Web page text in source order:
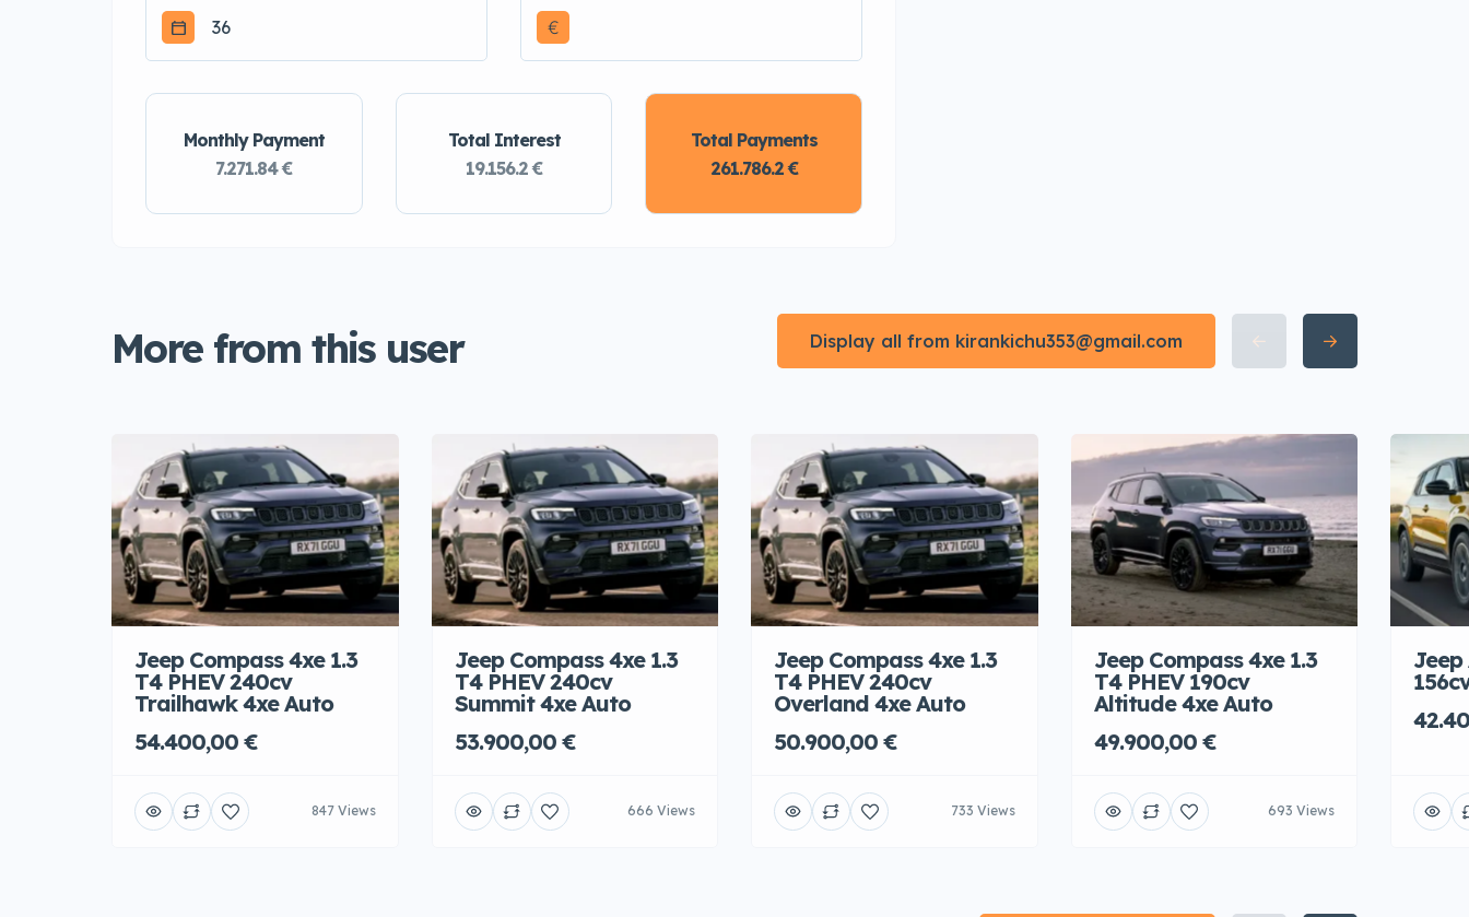
€
Monthly Payment
7.271.84 €
Total Interest
19.156.2 €
Total Payments
261.786.2 €
More from this user Display all from kirankichu353@gmail.com
Jeep Compass 4xe 1.3
T4 PHEV 240cv
Trailhawk 4xe Auto
54.400,00 €
847 Views
Jeep Compass 4xe 1.3
T4 PHEV 240cv
Summit 4xe Auto
53.900,00 €
666 Views
Jeep Compass 4xe 1.3
T4 PHEV 240cv
Overland 4xe Auto
50.900,00 €
733 Views
Jeep Compass 4xe 1.3
T4 PHEV 190cv
Altitude 4xe Auto
49.900,00 €
693 Views
Jeep